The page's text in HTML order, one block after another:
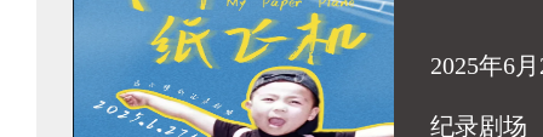
2025年6
纪录剧场